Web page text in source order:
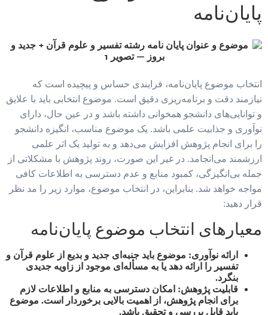
پایان‌نامه
انتخاب موضوع پایان‌نامه، فرایندی حساس و پیچیده است که
نیازمند دقت و برنامه‌ریزی دقیق است. موضوع انتخابی باید با علایق
و توانایی‌های دانشجو همخوانی داشته باشد و در عین حال، دارای
نوآوری و جذابیت علمی باشد. یک موضوع مناسب، انگیزه دانشجو
را برای انجام پژوهش افزایش می‌دهد و به تولید یک اثر علمی
ارزشمند می‌انجامد. در غیر این صورت، روند پژوهش با مشکلاتی از
جمله بی‌انگیزگی، کمبود منابع و عدم دسترسی به اطلاعات کافی
مواجه خواهد شد. بنابراین، در انتخاب موضوع، موارد زیر را مد نظر
قرار دهید:
معیارهای انتخاب موضوع پایان‌نامه
ارائه نوآوری: موضوع باید جنبه‌ای جدید و بدیع از علوم قرآن و
تفسیر را ارائه دهد یا به مسأله‌ای موجود از زاویه جدیدی
بنگرد.
قابلیت پژوهش: امکان دسترسی به منابع و اطلاعات لازم
برای انجام پژوهش، از اهمیت بالایی برخوردار است. موضوع
باید قابل بررسی و تحقیق باشد.